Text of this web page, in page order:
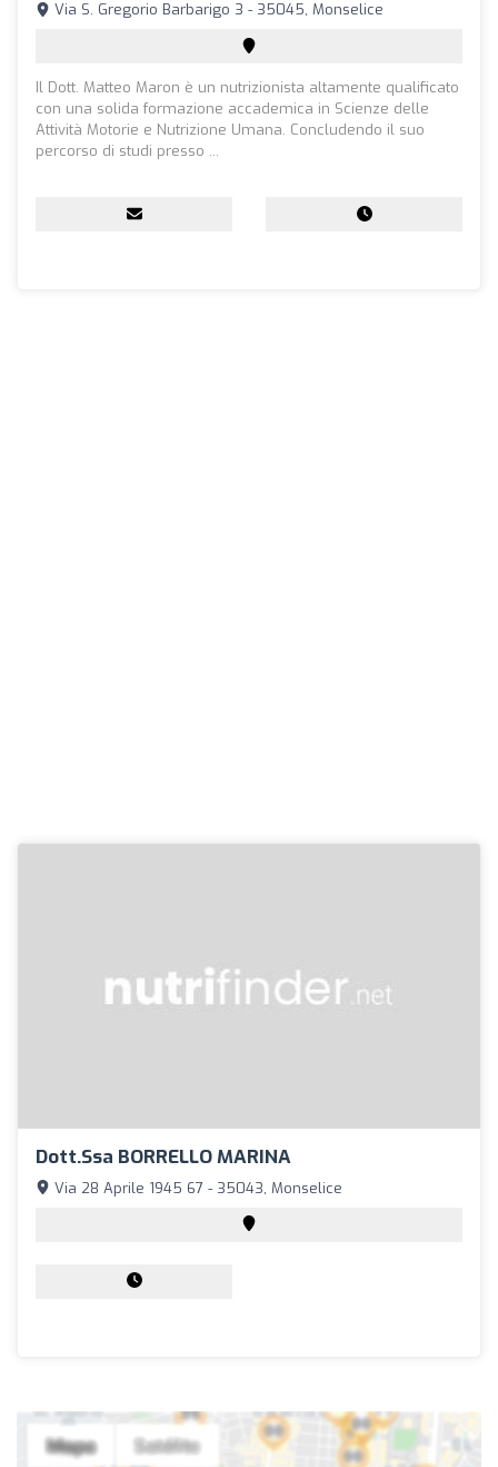
Via S. Gregorio Barbarigo 3 - 35045, Monselice
Il Dott. Matteo Maron è un nutrizionista altamente qualificato
con una solida formazione accademica in Scienze delle
Attività Motorie e Nutrizione Umana. Concludendo il suo
percorso di studi presso ...
Dott.ssa BORRELLO MARINA
Via 28 Aprile 1945 67 - 35043, Monselice